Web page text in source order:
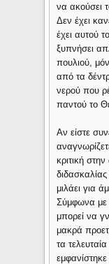
να ακούσει
Δεν έχει
έχει αυτού
ξυπνήσει
πουλιού,
από τα
νερού που
παντού το
Αν είστε
κριτική
μιλάει για
Σύμφωνα με
μπορεί να
μακρά
τα